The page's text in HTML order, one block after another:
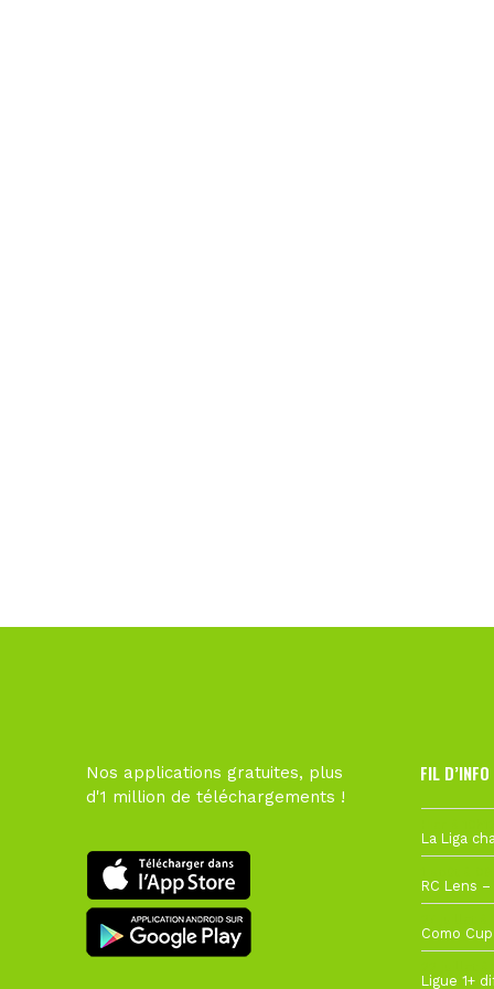
Nos applications gratuites, plus
d'1 million de téléchargements !
FIL D’INFO